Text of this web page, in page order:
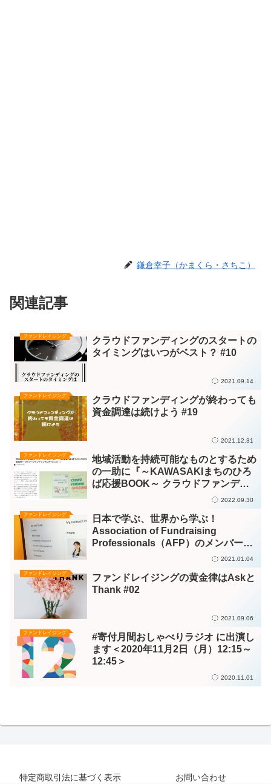
鎌倉幸子（かまくら・さちこ）
関連記事
ファンドレイジング
クラウドファンディングのスタートの
タイミングはいつがベスト？ #10
2021.09.14
ファンドレイジング
クラウドファンディングが終わっても
資金調達は続けよう #19
2021.12.31
ファンドレイジング
地域活動を持続可能なものとするため
の一助に『～KAWASAKIまちのひろ
ば応援BOOK～ クラウドファンディ
ングにチャレンジ！』＜石塚計画デザ
2022.09.30
ファンドレイジング
日本で学ぶ、世界から学ぶ！
Association of Fundraising
Professionals（AFP）のメンバーに
2021.01.04
ファンドレイジング
ファンドレイジングの黄金律はAskと
Thank #02
2021.09.06
ファンドレイジング
#寄付月間おしゃべりラジオ に出演し
ます＜2020年11月2日（月）12:15～
12:45＞
2020.11.01
特定商取引法に基づく表示 お問い合わせ